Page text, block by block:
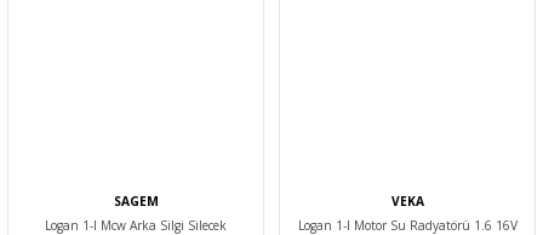
SAGEM
Logan 1-I Mcw Arka Silgi Silecek
VEKA
Logan 1-I Motor Su Radyatörü 1.6 16V